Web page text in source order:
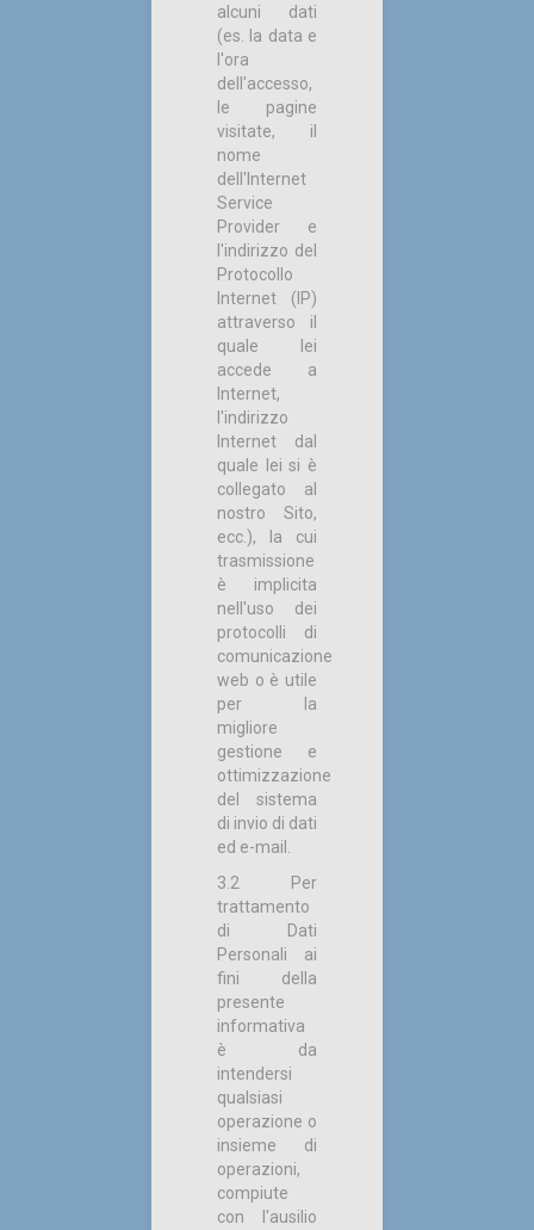
alcuni dati
(es. la data e
l'ora
dell'accesso,
le pagine
visitate, il
nome
dell'Internet
Service
Provider e
l'indirizzo del
Protocollo
Internet (IP)
attraverso il
quale lei
accede a
Internet,
l'indirizzo
Internet dal
quale lei si è
collegato al
nostro Sito,
ecc.), la cui
trasmissione
è implicita
nell'uso dei
protocolli di
comunicazione
web o è utile
per la
migliore
gestione e
ottimizzazione
del sistema
di invio di dati
ed e-mail.
3.2 Per
trattamento
di Dati
Personali ai
fini della
presente
informativa
è da
intendersi
qualsiasi
operazione o
insieme di
operazioni,
compiute
con l'ausilio